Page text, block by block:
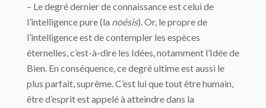
– Le degré dernier de connaissance est celui de
l’intelligence pure (la noésis). Or, le propre de
l’intelligence est de contempler les espèces
éternelles, c’est-à-dire les Idées, notamment l’Idée de
Bien. En conséquence, ce degré ultime est aussi le
plus parfait, su­prême. C’est lui que tout être humain,
être d’esprit est appelé à atteindre dans la